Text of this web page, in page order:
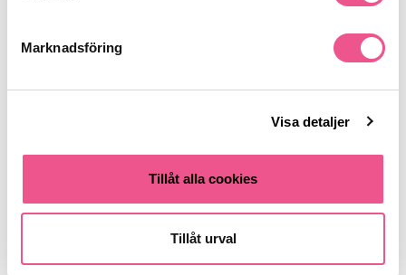
Marknadsföring
Visa detaljer
Tillåt alla cookies
Tillåt urval
Lernberger Stafsing Overnight Rituals The Ritual Of Homme